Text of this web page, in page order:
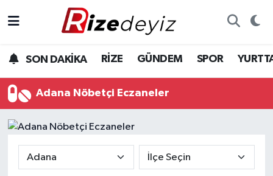
SON DAKİKA RİZE GÜNDEM SPOR
Adana Nöbetçi Eczaneler
Gündem
Yurttan Haberler
Teknoloji
Rize Hava Durumu
Rize Trafik Yoğunluk Haritası
Tüm Manşetler